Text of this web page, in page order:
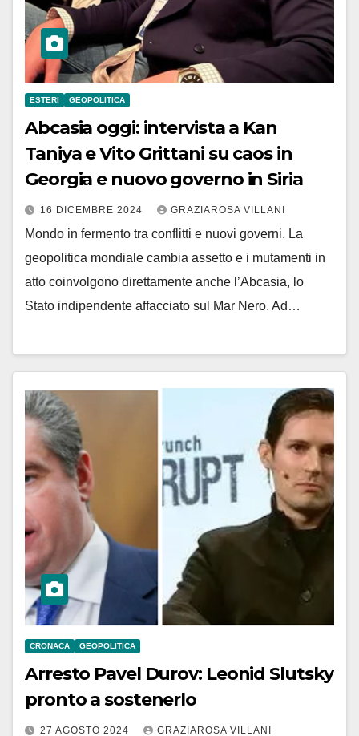
ESTERI GEOPOLITICA
Abcasia oggi: intervista a Kan
Taniya e Vito Grittani su caos in
Georgia e nuovo governo in Siria
16 DICEMBRE 2024 GRAZIAROSA VILLANI
Mondo in fermento tra conflitti e nuovi governi. La
geopolitica mondiale cambia assetto e i mutamenti in
atto coinvolgono direttamente anche l’Abcasia, lo
Stato indipendente affacciato sul Mar Nero. Ad…
CRONACA GEOPOLITICA
Arresto Pavel Durov: Leonid Slutsky
pronto a sostenerlo
27 AGOSTO 2024 GRAZIAROSA VILLANI